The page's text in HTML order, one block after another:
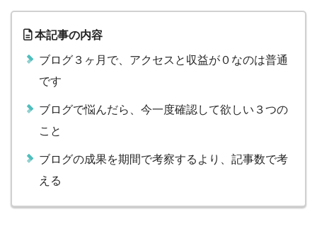
本記事の内容
ブログ３ヶ月で、アクセスと収益が０なのは普通
です
ブログで悩んだら、今一度確認して欲しい３つの
こと
ブログの成果を期間で考察するより、記事数で考
える